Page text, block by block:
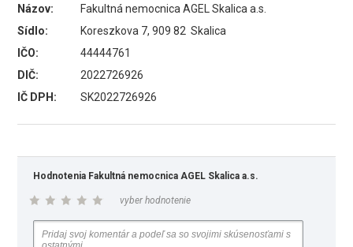
Názov:
Fakultná nemocnica AGEL Skalica a.s.
Sídlo:
Koreszkova 7, 909 82 Skalica
IČO:
44444761
DIČ:
2022726926
IČ DPH:
SK2022726926
Hodnotenia Fakultná nemocnica AGEL Skalica a.s.
vyber hodnotenie